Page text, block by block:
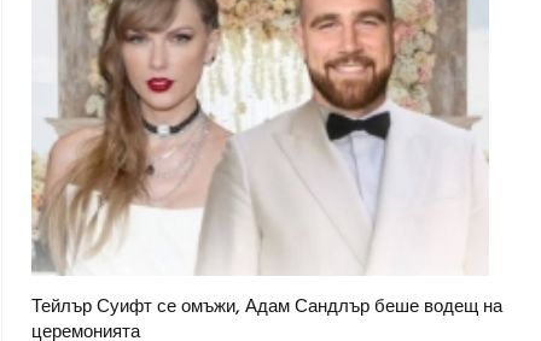
Тейлър Суифт се омъжи, Адам Сандлър беше водещ на
церемонията